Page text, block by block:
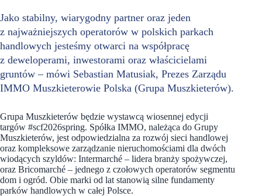
Jako stabilny, wiarygodny partner oraz jeden
z najważniejszych operatorów w polskich parkach
handlowych jesteśmy otwarci na współpracę
z deweloperami, inwestorami oraz właścicielami
gruntów – mówi Sebastian Matusiak, Prezes Zarządu
IMMO Muszkieterowie Polska (Grupa Muszkieterów).
Grupa Muszkieterów będzie wystawcą wiosennej edycji
targów #scf2026spring. Spółka IMMO, należąca do Grupy
Muszkieterów, jest odpowiedzialna za rozwój sieci handlowej
oraz kompleksowe zarządzanie nieruchomościami dla dwóch
wiodących szyldów: Intermarché – lidera branży spożywczej,
oraz Bricomarché – jednego z czołowych operatorów segmentu
dom i ogród. Obie marki od lat stanowią silne fundamenty
parków handlowych w całej Polsce.